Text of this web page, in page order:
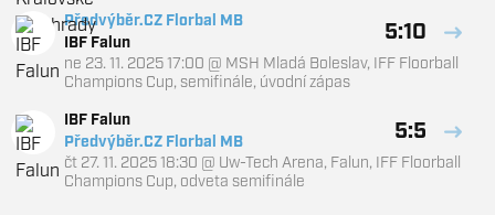
Předvýběr.CZ Florbal MB
IBF Falun
5:10
ne 23. 11. 2025 17:00 @ MSH Mladá Boleslav, IFF Floorball
Champions Cup, semifinále, úvodní zápas
IBF Falun
Předvýběr.CZ Florbal MB
5:5
čt 27. 11. 2025 18:30 @ Uw-Tech Arena, Falun, IFF Floorball
Champions Cup, odveta semifinále